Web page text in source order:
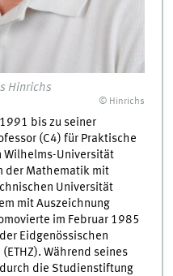
Hinrichs
© Hinrichs
bis zu seiner
(C4) für Praktische
Wilhelms-Universität
der Mathematik mit
Universität
mit Auszeichnung
im Februar 1985
Eidgenössischen
Während seines
die Studienstiftung